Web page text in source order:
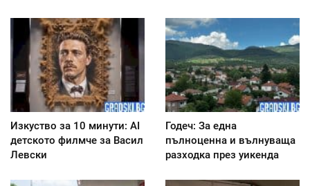
Изкуство за 10 минути: AI
детското филмче за Васил
Левски
Годеч: За една
пълноценна и вълнуваща
разходка през уикенда